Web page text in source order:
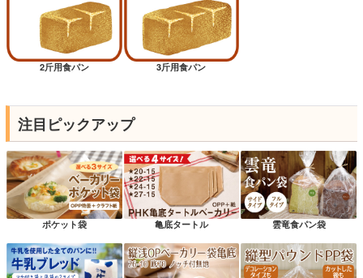
2斤用食パン 3斤用食パン
注目ピックアップ
ポケット袋 亀底タートル 雲竜食パン袋